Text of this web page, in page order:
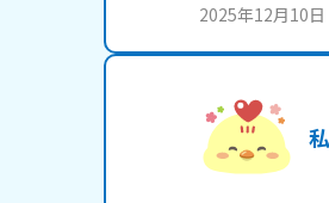
2025年12月10日